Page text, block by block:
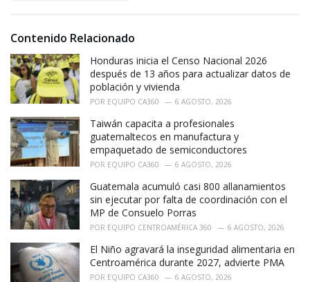
i
s
:
Contenido Relacionado
Honduras inicia el Censo Nacional 2026
después de 13 años para actualizar datos de
población y vivienda
POR EQUIPO CA360 6 AGOSTO, 2026
Taiwán capacita a profesionales
guatemaltecos en manufactura y
empaquetado de semiconductores
POR EQUIPO CA360 6 AGOSTO, 2026
Guatemala acumuló casi 800 allanamientos
sin ejecutar por falta de coordinación con el
MP de Consuelo Porras
POR EQUIPO CENTROAMÉRICA 360 6 AGOSTO, 2026
El Niño agravará la inseguridad alimentaria en
Centroamérica durante 2027, advierte PMA
POR EQUIPO CA360 6 AGOSTO, 2026